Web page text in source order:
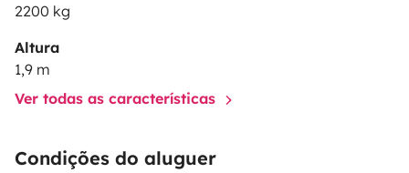
2200 kg
Altura
1,9 m
Ver todas as características
Condições do aluguer